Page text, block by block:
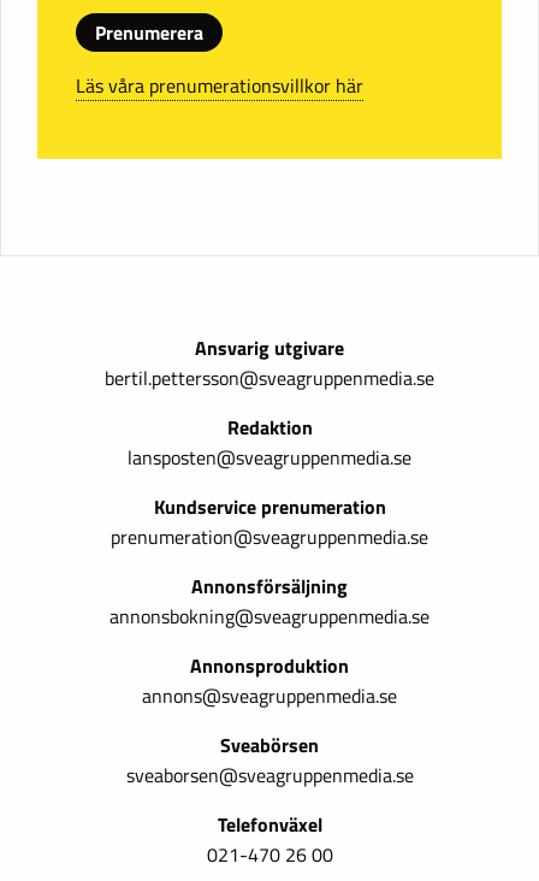
Prenumerera
Läs våra prenumerationsvillkor här
Ansvarig utgivare
bertil.pettersson@sveagruppenmedia.se
Redaktion
lansposten@sveagruppenmedia.se
Kundservice prenumeration
prenumeration@sveagruppenmedia.se
Annonsförsäljning
annonsbokning@sveagruppenmedia.se
Annonsproduktion
annons@sveagruppenmedia.se
Sveabörsen
sveaborsen@sveagruppenmedia.se
Telefonväxel
021-470 26 00